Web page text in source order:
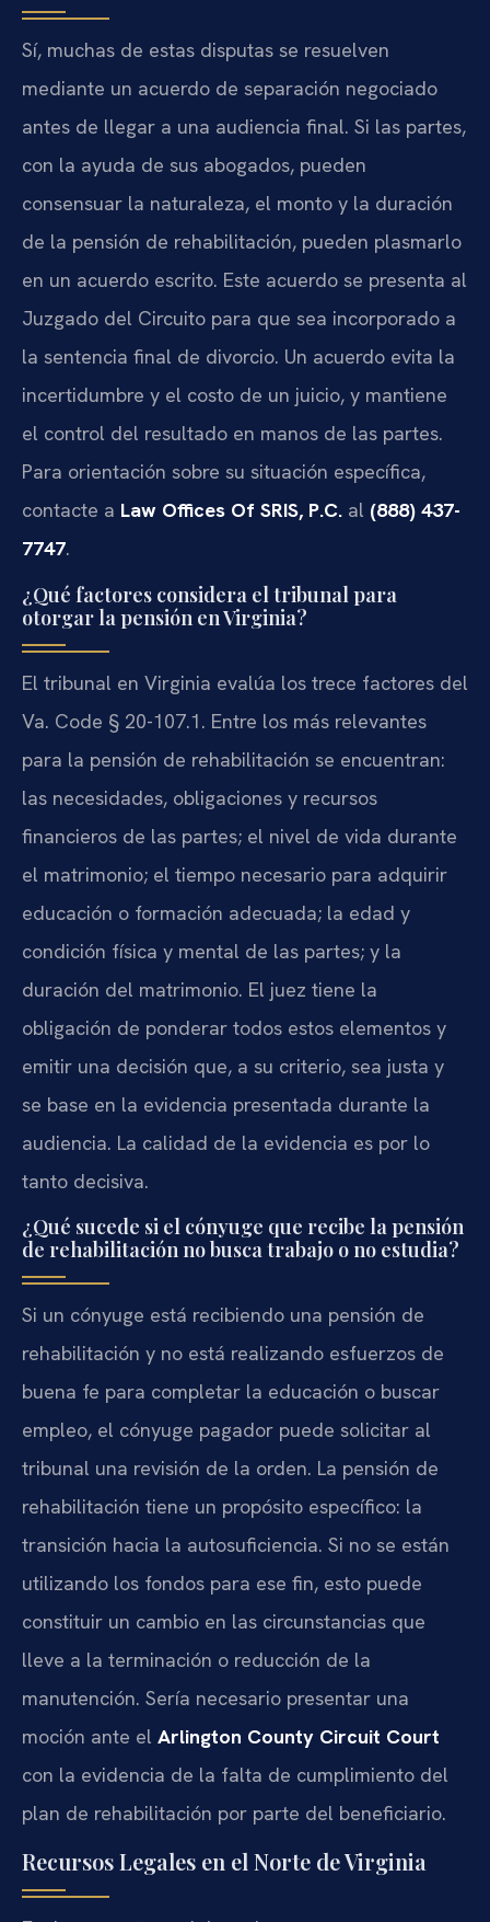
Sí, muchas de estas disputas se resuelven
mediante un acuerdo de separación negociado
antes de llegar a una audiencia final. Si las partes,
con la ayuda de sus abogados, pueden
consensuar la naturaleza, el monto y la duración
de la pensión de rehabilitación, pueden plasmarlo
en un acuerdo escrito. Este acuerdo se presenta al
Juzgado del Circuito para que sea incorporado a
la sentencia final de divorcio. Un acuerdo evita la
incertidumbre y el costo de un juicio, y mantiene
el control del resultado en manos de las partes.
Para orientación sobre su situación específica,
contacte a Law Offices Of SRIS, P.C. al (888) 437-
7747.
¿Qué factores considera el tribunal para
otorgar la pensión en Virginia?
El tribunal en Virginia evalúa los trece factores del
Va. Code § 20-107.1. Entre los más relevantes
para la pensión de rehabilitación se encuentran:
las necesidades, obligaciones y recursos
financieros de las partes; el nivel de vida durante
el matrimonio; el tiempo necesario para adquirir
educación o formación adecuada; la edad y
condición física y mental de las partes; y la
duración del matrimonio. El juez tiene la
obligación de ponderar todos estos elementos y
emitir una decisión que, a su criterio, sea justa y
se base en la evidencia presentada durante la
audiencia. La calidad de la evidencia es por lo
tanto decisiva.
¿Qué sucede si el cónyuge que recibe la pensión
de rehabilitación no busca trabajo o no estudia?
Si un cónyuge está recibiendo una pensión de
rehabilitación y no está realizando esfuerzos de
buena fe para completar la educación o buscar
empleo, el cónyuge pagador puede solicitar al
tribunal una revisión de la orden. La pensión de
rehabilitación tiene un propósito específico: la
transición hacia la autosuficiencia. Si no se están
utilizando los fondos para ese fin, esto puede
constituir un cambio en las circunstancias que
lleve a la terminación o reducción de la
manutención. Sería necesario presentar una
moción ante el Arlington County Circuit Court
con la evidencia de la falta de cumplimiento del
plan de rehabilitación por parte del beneficiario.
Recursos Legales en el Norte de Virginia